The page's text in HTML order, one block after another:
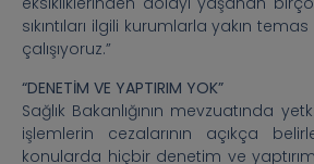
sıkıntıları ilgili kurumlarla yakın
çalışıyoruz.”
“DENETİM VE YAPTIRIM YOK”
Sağlık Bakanlığının mevzuatında
işlemlerin cezalarının açıkça
konularda hiçbir denetim ve